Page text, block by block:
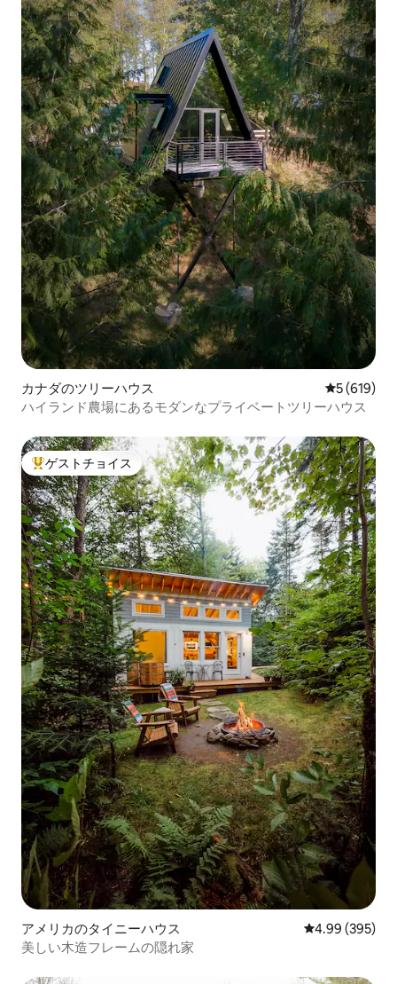
カナダのツリーハウス レビュー
5 (619)
ハイランド農場にあるモダンなプライベートツリーハウス
大好評のゲストチョイスです。
ゲストチョイス
アメリカのタイニーハウス レビュー395
4.99 (395)
美しい木造フレームの隠れ家